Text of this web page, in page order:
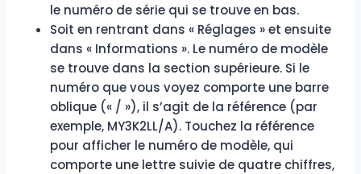
le numéro de série qui se trouve en bas.
Soit en rentrant dans « Réglages » et ensuite
dans « Informations ». Le numéro de modèle
se trouve dans la section supérieure. Si le
numéro que vous voyez comporte une barre
oblique (« / »), il s’agit de la référence (par
exemple, MY3K2LL/A). Touchez la référence
pour afficher le numéro de modèle, qui
comporte une lettre suivie de quatre chiffres,